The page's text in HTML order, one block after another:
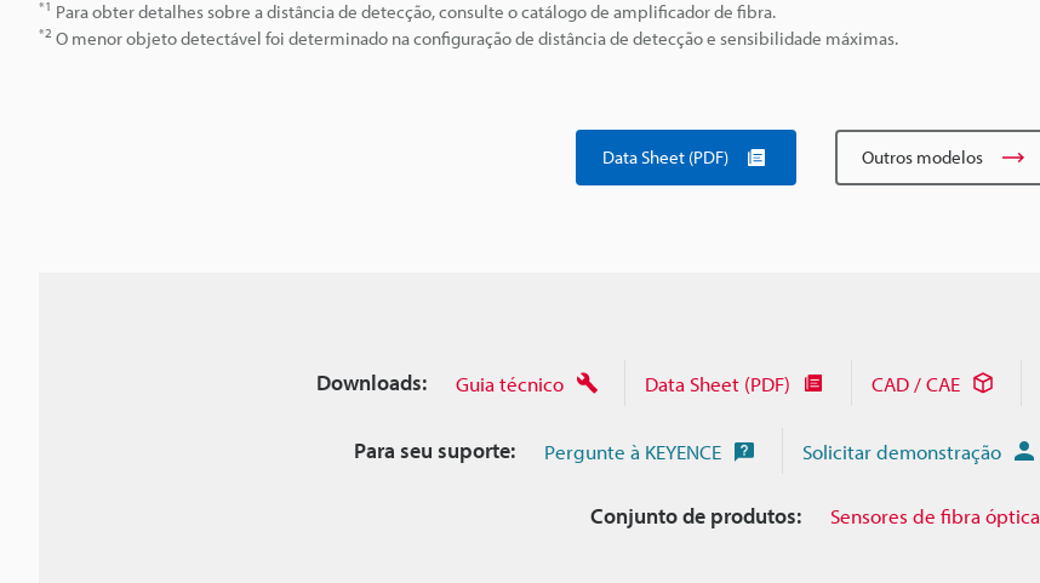
*1 Para obter detalhes sobre a distância de detecção, consulte o catálogo de amplificador de fibra.
*2 O menor objeto detectável foi determinado na configuração de distância de detecção e sensibilidade máximas.
Data Sheet (PDF) Outros modelos
Downloads: Guia técnico Data Sheet (PDF) CAD / CAE
Para seu suporte: Pergunte à KEYENCE Solicitar demonstração
Conjunto de produtos: Sensores de fibra óptica